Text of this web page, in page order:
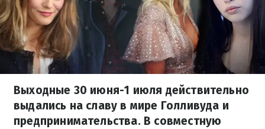
Выходные 30 июня-1 июля действительно
выдались на славу в мире Голливуда и
предпринимательства. В совместную